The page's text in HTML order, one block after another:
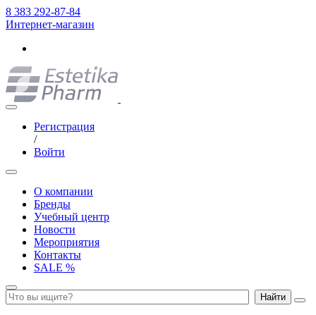
8 383 292-87-84
Интернет-магазин
Регистрация
/
Войти
О компании
Бренды
Учебный центр
Новости
Мероприятия
Контакты
SALE %
Найти